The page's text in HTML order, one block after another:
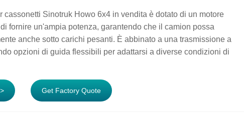
cassonetti Sinotruk Howo 6x4 in vendita è dotato di un motore
fornire un'ampia potenza, garantendo che il camion possa
anche sotto carichi pesanti. È abbinato a una trasmissione a
opzioni di guida flessibili per adattarsi a diverse condizioni di
Get Factory Quote